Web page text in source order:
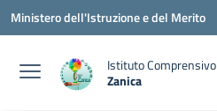
Vai ai contenuti
Vai al menu di navigazione
Vai al footer
Ministero dell'Istruzione e del Merito
Istituto Comprensivo
Zanica